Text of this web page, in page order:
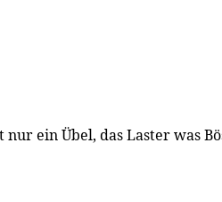
nur ein Übel, das Laster was